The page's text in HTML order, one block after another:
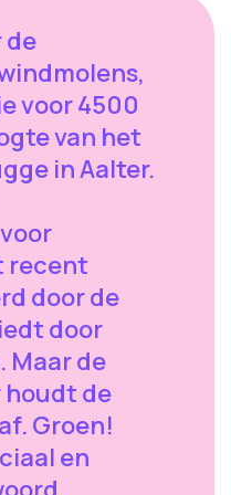
de
voor 4500
van het
in Aalter.
recent
door de
door
Maar de
houdt de
Groen!
en